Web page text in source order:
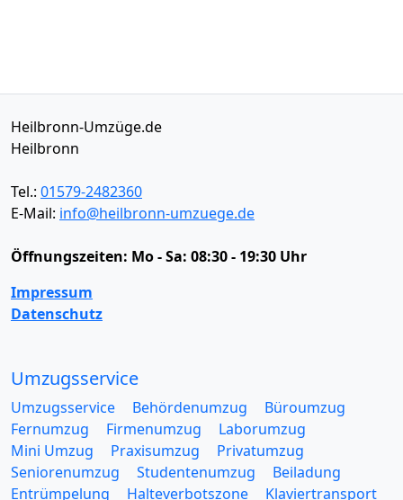
Heilbronn-Umzüge.de
Heilbronn
Tel.: 01579-2482360
E-Mail: info@heilbronn-umzuege.de
Öffnungszeiten: Mo - Sa: 08:30 - 19:30 Uhr
Impressum
Datenschutz
Umzugsservice
Umzugsservice Behördenumzug
Büroumzug
Fernumzug
Firmenumzug
Laborumzug
Mini Umzug
Praxisumzug
Privatumzug
Seniorenumzug
Studentenumzug
Beiladung
Entrümpelung
Halteverbotszone
Klaviertransport